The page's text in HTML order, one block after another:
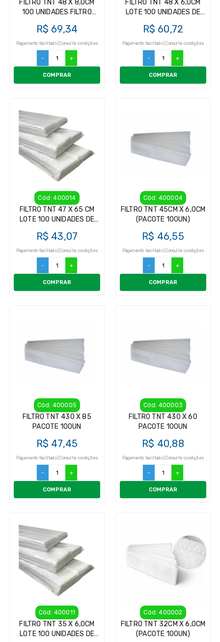
FILTRO TNT 48 X 8,0CM
100 UNIDADES FILTRO
R$ 69,34
Pagamento facilitado | Consulte condições
- +
COMPRAR
FILTRO TNT 48 X 6,0CM
LOTE 100 UNIDADES DE
R$ 60,72
Pagamento facilitado | Consulte condições
- +
COMPRAR
Cód: 400014
FILTRO TNT 47 X 65 CM
LOTE 100 UNIDADES DE
R$ 43,07
Pagamento facilitado | Consulte condições
- +
COMPRAR
Cód: 400004
FILTRO TNT 45CM X 6,0CM
(PACOTE 100UN)
R$ 46,55
Pagamento facilitado | Consulte condições
- +
COMPRAR
Cód: 400005
FILTRO TNT 430 X 85
PACOTE 100UN
R$ 47,45
Pagamento facilitado | Consulte condições
- +
COMPRAR
Cód: 400003
FILTRO TNT 430 X 60
PACOTE 100UN
R$ 40,88
Pagamento facilitado | Consulte condições
- +
COMPRAR
Cód: 400011
FILTRO TNT 35 X 6,0CM
LOTE 100 UNIDADES DE
Cód: 400002
FILTRO TNT 32CM X 6,0CM
(PACOTE 100UN)